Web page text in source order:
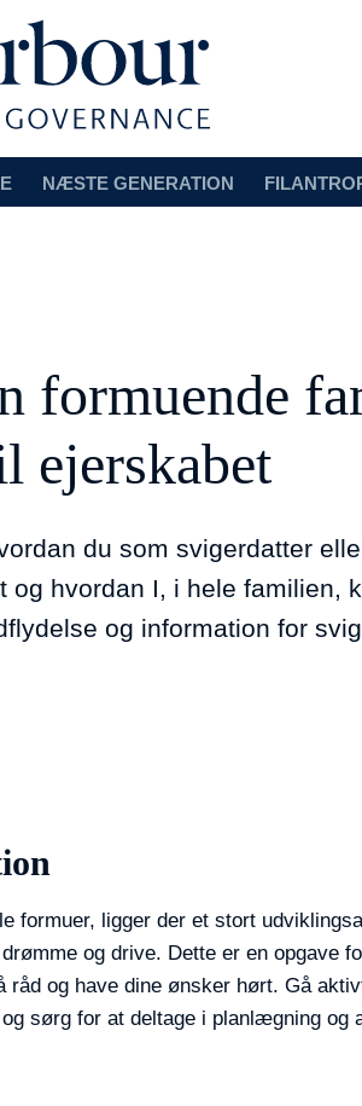
NÆSTE GENERATION
formuende
ejerskabet
du som svigerdatter
hvordan I, i hele familien,
og information for
formuer, ligger der et stort
og drive. Dette er en opgave
og have dine ønsker hørt. Gå
sørg for at deltage i planlægning og